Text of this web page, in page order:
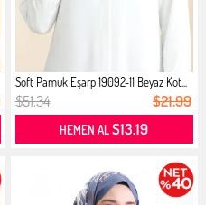
Soft Pamuk Eşarp 19092-11 Beyaz Kot...
$51.34 $21.99
HEMEN AL$13.19